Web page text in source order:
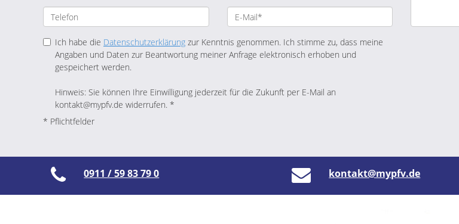
Ich habe die Datenschutzerklärung zur Kenntnis genommen. Ich stimme zu, dass meine
Angaben und Daten zur Beantwortung meiner Anfrage elektronisch erhoben und
gespeichert werden.
Hinweis: Sie können Ihre Einwilligung jederzeit für die Zukunft per E-Mail an
kontakt@mypfv.de widerrufen. *
* Pflichtfelder
0911 / 59 83 79 0 kontakt@mypfv.de